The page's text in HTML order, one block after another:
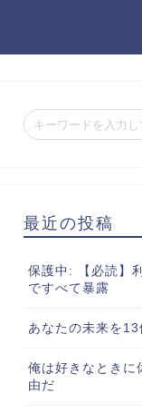
最近の投稿
保護中: 【必読】
ですべて暴露
あなたの未来を
俺は好きなときに
由だ